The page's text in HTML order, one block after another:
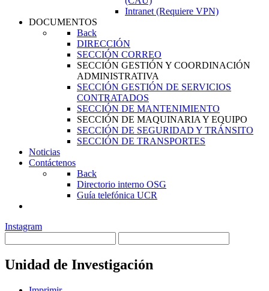
Intranet (Requiere VPN)
DOCUMENTOS
Back
DIRECCIÓN
SECCIÓN CORREO
SECCIÓN GESTIÓN Y COORDINACIÓN
ADMINISTRATIVA
SECCIÓN GESTIÓN DE SERVICIOS
CONTRATADOS
SECCIÓN DE MANTENIMIENTO
SECCIÓN DE MAQUINARIA Y EQUIPO
SECCIÓN DE SEGURIDAD Y TRÁNSITO
SECCIÓN DE TRANSPORTES
Noticias
Contáctenos
Back
Directorio interno OSG
Guía telefónica UCR
Instagram
Unidad de Investigación